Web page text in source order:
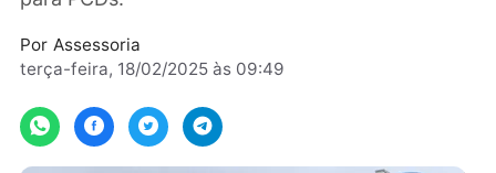
Lurdinha do Sindicato tem elevador acessível
para PCDs.
terça-feira, 18/02/2025 às 09:49